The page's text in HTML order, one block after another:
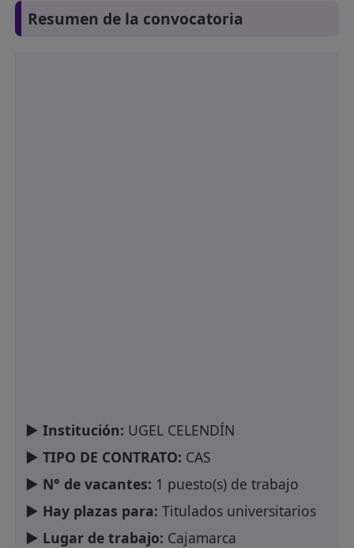
Resumen de la convocatoria
► Institución: UGEL CELENDÍN
► TIPO DE CONTRATO: CAS
► N° de vacantes: 1 puesto(s) de trabajo
► Hay plazas para: Titulados universitarios
► Lugar de trabajo: Cajamarca